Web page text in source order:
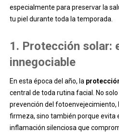
especialmente para preservar la
tu piel durante toda la temporada.
1. Protección solar:
innegociable
En esta época del año, la
central de toda rutina facial. No
prevención del fotoenvejecimiento,
firmeza, sino también porque evita
inflamación silenciosa que